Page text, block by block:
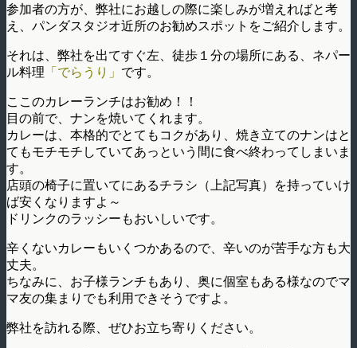
参加者の方が、弊社にお越しの際に楽しみが増えればと考
え、パンダスタジオ近所のお勧めスポットをご紹介します。
それは、弊社を出てすぐ左、徒歩１分の場所にある、ネパー
ル料理 「でらうり」 です。
ここのカレーランチはお勧め！！
目の前で、ナンを焼いてくれます。
カレーは、本格的でとてもコクがあり、焼き立てのナンはと
てもモチモチしていてあっという間に食べ終わってしまいま
す。
店頭の椅子に置いてにあるチラシ（上記写真）を持っていけ
ば安くなりますよ～
ドリンクのラッシーもおいしいです。
辛くないカレーもいくつかあるので、辛いのが苦手な方も大
丈夫。
ちなみに、お子様ランチもあり、奥に個室もある様なのでマ
マ友の集まりでも利用できそうですよ。
弊社を訪れる際、ぜひお立ち寄りください。